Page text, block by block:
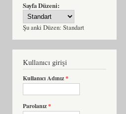
Sayfa Düzeni:
Şu anki Düzen: Standart
Kullanıcı girişi
Kullanıcı Adınız*
Parolanız*